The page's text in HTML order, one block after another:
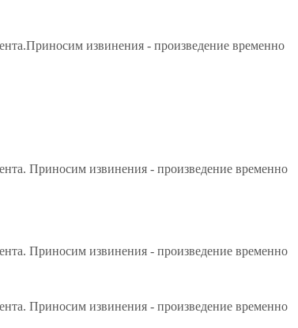
извинения - произведение временно
Приносим извинения - произведение временно
Приносим извинения - произведение временно
Приносим извинения - произведение временно